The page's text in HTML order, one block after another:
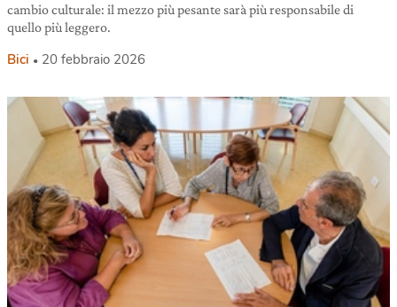
cambio culturale: il mezzo più pesante sarà più responsabile di
quello più leggero.
Bici 20 febbraio 2026